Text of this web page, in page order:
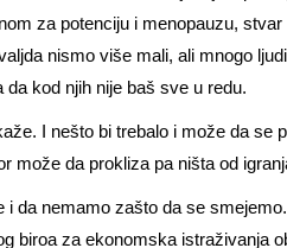
za potenciju i menopauzu,
nismo više mali, ali mnogo
kod njih nije baš sve u redu.
I nešto bi trebalo i može da se
može da prokliza pa ništa od
nemamo zašto da se
biroa za ekonomska istraživanja